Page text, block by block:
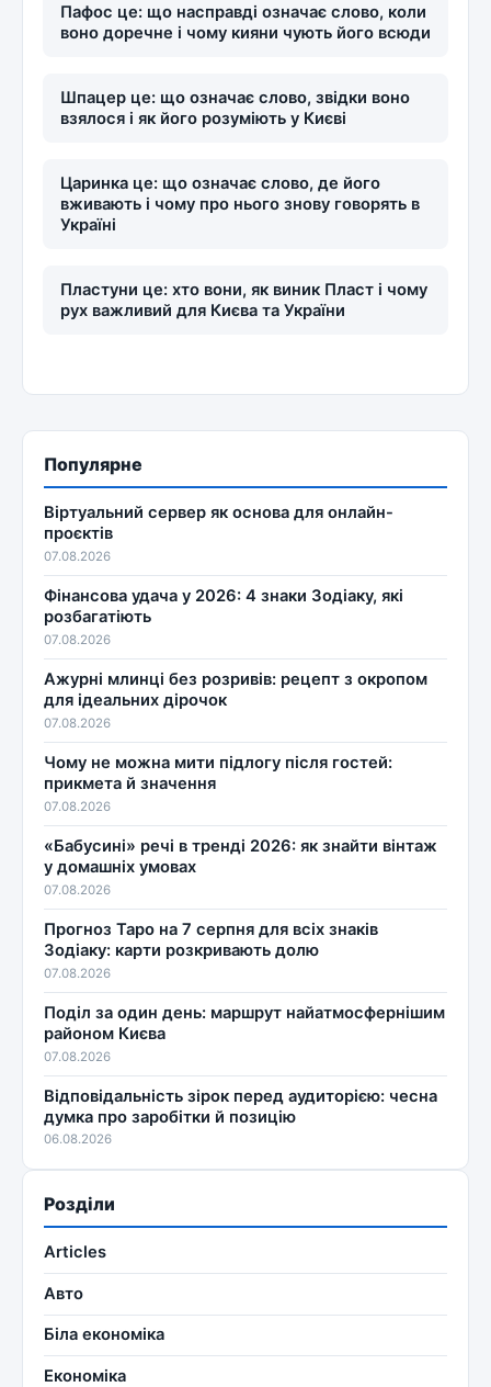
Пафос це: що насправді означає слово, коли
воно доречне і чому кияни чують його всюди
Шпацер це: що означає слово, звідки воно
взялося і як його розуміють у Києві
Царинка це: що означає слово, де його
вживають і чому про нього знову говорять в
Україні
Пластуни це: хто вони, як виник Пласт і чому
рух важливий для Києва та України
Популярне
Віртуальний сервер як основа для онлайн-
проєктів
07.08.2026
Фінансова удача у 2026: 4 знаки Зодіаку, які
розбагатіють
07.08.2026
Ажурні млинці без розривів: рецепт з окропом
для ідеальних дірочок
07.08.2026
Чому не можна мити підлогу після гостей:
прикмета й значення
07.08.2026
«Бабусині» речі в тренді 2026: як знайти вінтаж
у домашніх умовах
07.08.2026
Прогноз Таро на 7 серпня для всіх знаків
Зодіаку: карти розкривають долю
07.08.2026
Поділ за один день: маршрут найатмосфернішим
районом Києва
07.08.2026
Відповідальність зірок перед аудиторією: чесна
думка про заробітки й позицію
06.08.2026
Розділи
Articles
Авто
Біла економіка
Економіка